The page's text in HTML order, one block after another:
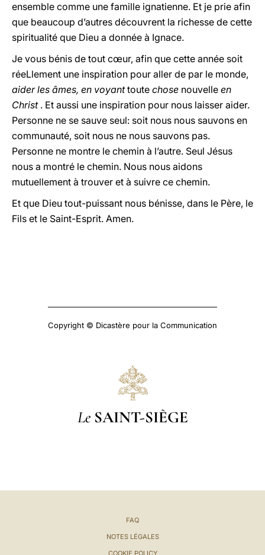
ensemble comme une famille ignatienne. Et je prie afin
que beaucoup d’autres découvrent la richesse de cette
spiritualité que Dieu a donnée à Ignace.
Je vous bénis de tout cœur, afin que cette année soit
réeLlement une inspiration pour aller de par le monde,
aider les âmes, en voyanttoute chose nouvelle en
Christ. Et aussi une inspiration pour nous laisser aider.
Personne ne se sauve seul: soit nous nous sauvons en
communauté, soit nous ne nous sauvons pas.
Personne ne montre le chemin à l’autre. Seul Jésus
nous a montré le chemin. Nous nous aidons
mutuellement à trouver et à suivre ce chemin.
Et que Dieu tout-puissant nous bénisse, dans le Père, le
Fils et le Saint-Esprit. Amen.
Copyright © Dicastère pour la Communication
Le SAINT-SIÈGE
FAQ
NOTES LÉGALES
COOKIE POLICY